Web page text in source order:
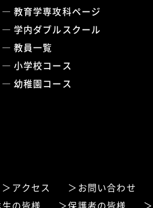
教育学専攻科ページ
学内ダブルスクール
教員一覧
小学校コース
幼稚園コース
アクセス お問い合わせ